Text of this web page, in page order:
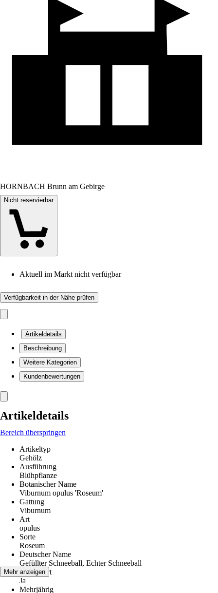
HORNBACH Brunn am Gebirge
Nicht reservierbar
Aktuell im Markt nicht verfügbar
Verfügbarkeit in der Nähe prüfen
Artikeldetails
Beschreibung
Weitere Kategorien
Kundenbewertungen
Artikeldetails
Bereich überspringen
Artikeltyp
Gehölz
Ausführung
Blühpflanze
Botanischer Name
Viburnum opulus 'Roseum'
Gattung
Viburnum
Art
opulus
Sorte
Roseum
Deutscher Name
Gefüllter Schneeball, Echter Schneeball
Winterhart
Ja
Mehrjährig
Mehr anzeigen